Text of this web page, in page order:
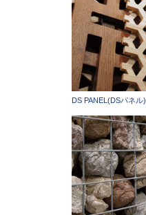
DS PANEL(DSパネル)